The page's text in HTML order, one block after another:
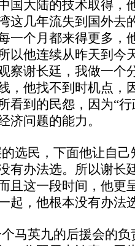
国大陆的技术取得，
这几年流失到国外去
一个月都来得更多，
以他连续从昨天到今
察谢长廷，我做一个
，他找不到时机点，
看到的民怨，因为“
济问题的能力。
选民，下面他让自
有办法选。所以谢长
且这一段时间，他更
起，他根本没有办法
马英九的后援会的